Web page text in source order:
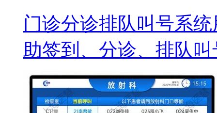
门诊分诊排队叫号系
助签到、分诊、排队